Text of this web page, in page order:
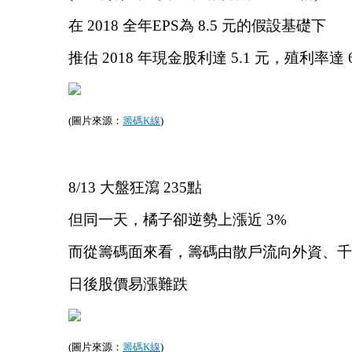
在 2018 全年EPS為 8.5 元的假設基礎下
推估 2018 年現金股利達 5.1 元，殖利率達
(圖片來源： 籌碼K線)
8/13 大盤狂瀉 235點
但同一天，橘子卻逆勢上漲近 3%
而從籌碼面來看，籌碼由散戶流向外資、
日後股價易漲難跌
(圖片來源： 籌碼K線)